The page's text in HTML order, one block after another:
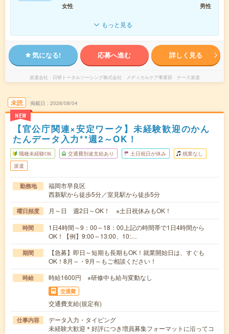
女性
男性
もっと見る
気になる! 応募へ進む 詳しく見る
派遣会社 日研トータルソーシング株式会社 メディカルケア事業部 ナース派遣
未読
NEW
掲載日 2026/08/04
【官公庁関連×安定ワーク】未経験歓迎のかん
たんデータ入力**週2～OK！
職種未経験OK 交通費別途支給あり 土日祝日が休み 残業なし
派遣
勤務地
福岡市早良区
西新駅から徒歩5分／室見駅から徒歩5分
曜日頻度 月～日 週2日～OK！ ※土日祝休みもOK！
時間
1日4時間～9：00～18：00上記の時間帯で1日4時間から
OK！【例】9:00～13:00、10:…
期間
【急募】即日～短期も長期もOK！就業開始日は、すぐも
OK！8月～・9月～もご相談ください！
時給 時給1600円 ※研修中も給与変動なし
交通費
交通費支給(規定有)
仕事内容
データ入力・タイピング
未経験大歓迎＊好評につき増員募集フォーマットに沿ってコ